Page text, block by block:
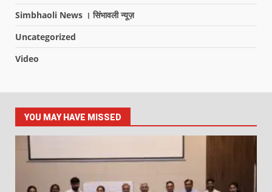
Simbhaoli News । सिंभावली न्यूज़
Uncategorized
Video
YOU MAY HAVE MISSED